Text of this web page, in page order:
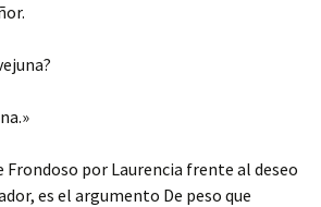
Frondoso por Laurencia frente al deseo
es el argumento De peso que